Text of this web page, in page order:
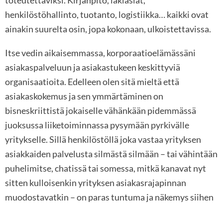
henkilöstöhallinto, tuotanto, logistiikka… kaikki ovat
ainakin suurelta osin, jopa kokonaan, ulkoistettavissa.
Itse vedin aikaisemmassa, korporaatioelämässäni
asiakaspalveluun ja asiakastukeen keskittyviä
organisaatioita. Edelleen olen sitä mieltä että
asiakaskokemus ja sen ymmärtäminen on
bisneskriittistä jokaiselle vähänkään pidemmässä
juoksussa liiketoiminnassa pysymään pyrkivälle
yritykselle. Sillä henkilöstöllä joka vastaa yrityksen
asiakkaiden palvelusta silmästä silmään – tai vähintään
puhelimitse, chatissä tai somessa, mitkä kanavat nyt
sitten kulloisenkin yrityksen asiakasrajapinnan
muodostavatkin – on paras tuntuma ja näkemys siihen